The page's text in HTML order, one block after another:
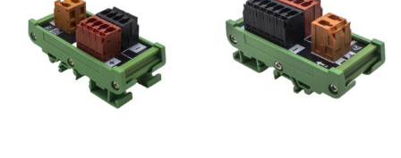
RU